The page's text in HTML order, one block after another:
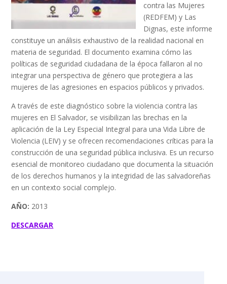
contra las Mujeres
(REDFEM) y Las
Dignas, este informe
constituye un análisis exhaustivo de la realidad nacional en
materia de seguridad. El documento examina cómo las
políticas de seguridad ciudadana de la época fallaron al no
integrar una perspectiva de género que protegiera a las
mujeres de las agresiones en espacios públicos y privados.
A través de este diagnóstico sobre la violencia contra las
mujeres en El Salvador, se visibilizan las brechas en la
aplicación de la Ley Especial Integral para una Vida Libre de
Violencia (LEIV) y se ofrecen recomendaciones críticas para la
construcción de una seguridad pública inclusiva. Es un recurso
esencial de monitoreo ciudadano que documenta la situación
de los derechos humanos y la integridad de las salvadoreñas
en un contexto social complejo.
AÑO: 2013
DESCARGAR